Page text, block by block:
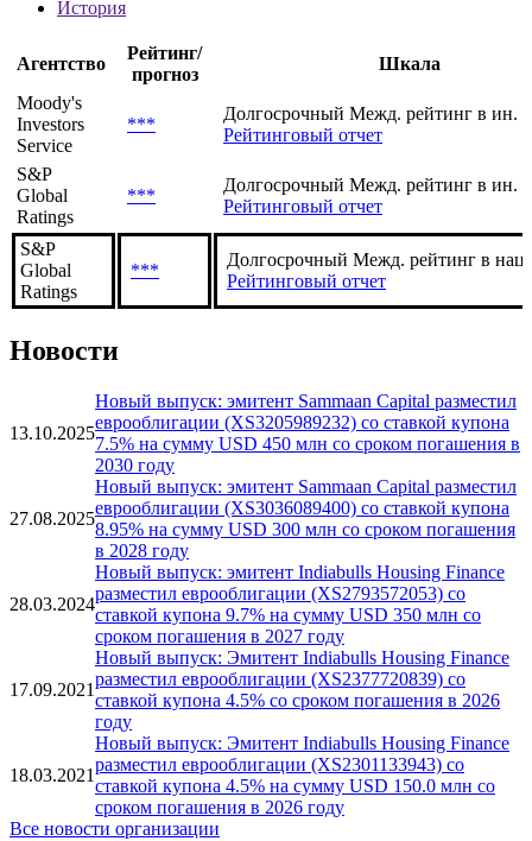
История
Агентство
Рейтинг/
прогноз
Шкала
Moody's
Investors
Service
***
Долгосрочный Межд. рейтинг в ин.
Рейтинговый отчет
S&P
Global
Ratings
***
Долгосрочный Межд. рейтинг в ин.
Рейтинговый отчет
S&P
Global
Ratings
***
Долгосрочный Межд. рейтинг в нац.
Рейтинговый отчет
Новости
13.10.2025
Новый выпуск: эмитент Sammaan Capital разместил
еврооблигации (XS3205989232) со ставкой купона
7.5% на сумму USD 450 млн со сроком погашения в
2030 году
27.08.2025
Новый выпуск: эмитент Sammaan Capital разместил
еврооблигации (XS3036089400) со ставкой купона
8.95% на сумму USD 300 млн со сроком погашения
в 2028 году
28.03.2024
Новый выпуск: эмитент Indiabulls Housing Finance
разместил еврооблигации (XS2793572053) со
ставкой купона 9.7% на сумму USD 350 млн со
сроком погашения в 2027 году
17.09.2021
Новый выпуск: Эмитент Indiabulls Housing Finance
разместил еврооблигации (XS2377720839) со
ставкой купона 4.5% со сроком погашения в 2026
году
18.03.2021
Новый выпуск: Эмитент Indiabulls Housing Finance
разместил еврооблигации (XS2301133943) со
ставкой купона 4.5% на сумму USD 150.0 млн со
сроком погашения в 2026 году
Все новости организации